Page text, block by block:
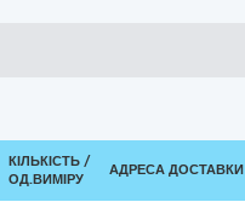
КІЛЬКІСТЬ /
ОД.ВИМІРУ
АДРЕСА